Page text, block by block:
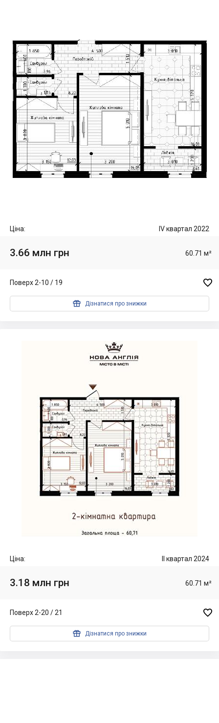
Ціна: IV квартал 2022
3.66 млн грн 60.71 м²
Поверх 2-10 / 19 
 Дізнатися про знижки
Ціна: II квартал 2024
3.18 млн грн 60.71 м²
Поверх 2-20 / 21 
 Дізнатися про знижки